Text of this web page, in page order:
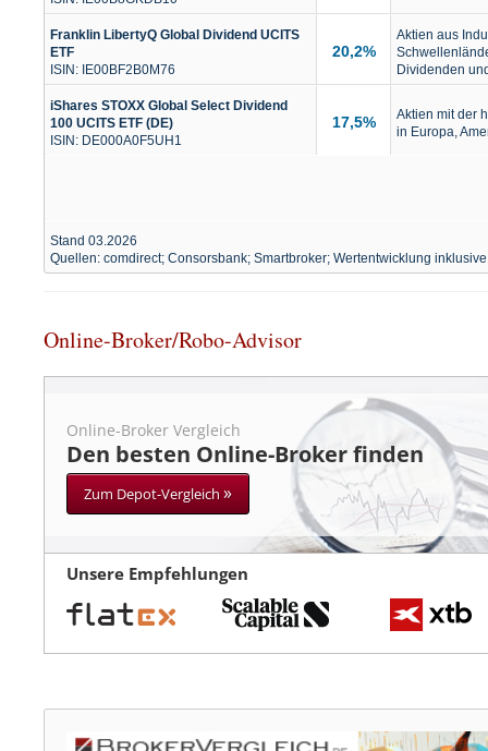
Franklin LibertyQ Global Dividend UCITS
ETF
ISIN: IE00BF2B0M76
20,2%
Aktien aus
Dividenden
iShares STOXX Global Select Dividend
100 UCITS ETF (DE)
ISIN: DE000A0F5UH1
17,5%
Aktien mit der
in Europa,
Stand 03.2026
Quellen: comdirect; Consorsbank; Smartbroker; Wertentwicklung
Online-Broker/Robo-Advisor
Online-Broker Vergleich
Den besten Online-Broker finden
Zum Depot-Vergleich»
Unsere Empfehlungen